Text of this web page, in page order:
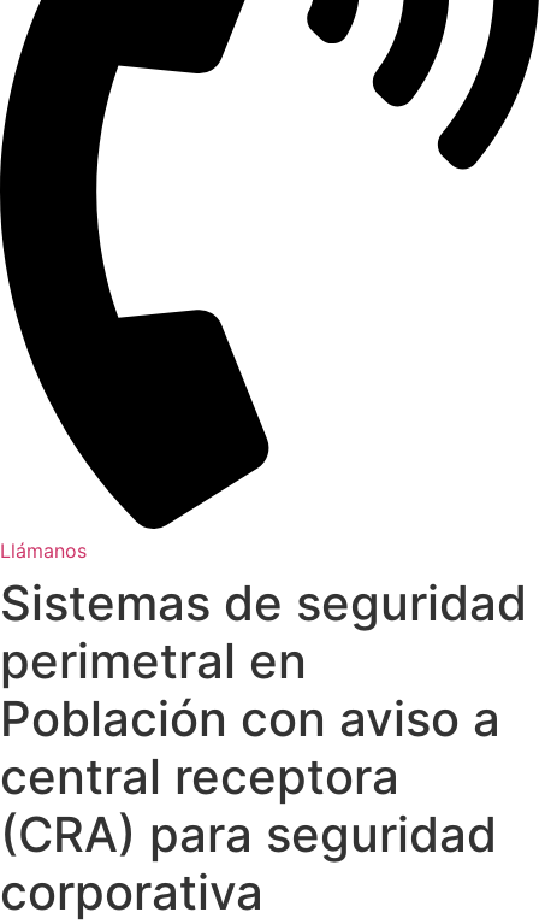
Llámanos
Sistemas de seguridad
perimetral en
Población con aviso a
central receptora
(CRA) para seguridad
corporativa